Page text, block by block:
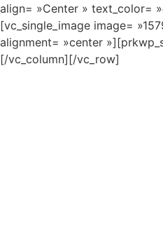
align= »Center » text_color=
[vc_single_image image=
alignment= »center
[/vc_column][/vc_row]